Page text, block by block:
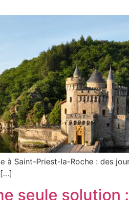
à Saint-Priest-la-Roche : des
[…]
seule